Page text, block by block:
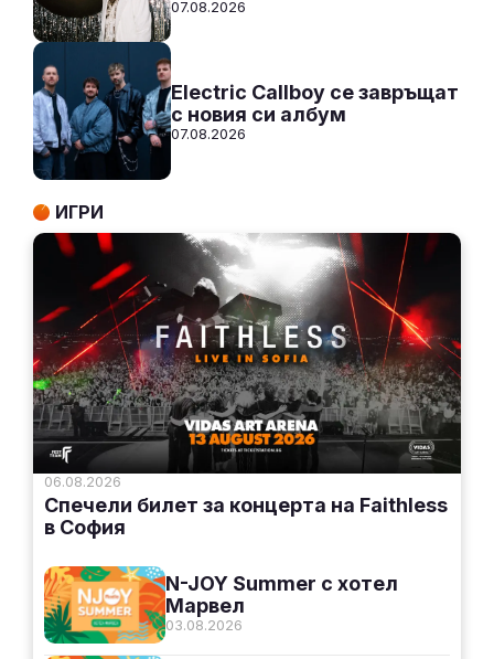
07.08.2026
Electric Callboy се завръщат
с новия си албум
07.08.2026
ИГРИ
06.08.2026
Спечели билет за концерта на Faithless
в София
03.08.2026
N-JOY Summer с хотел
Марвел